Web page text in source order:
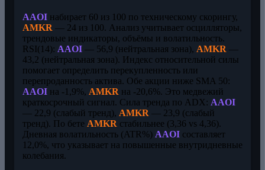
AAOI набирает 60 из 100 по техническому скорингу,
AMKR — 24 из 100. Анализ учитывает осцилляторы,
трендовые индикаторы, объёмы и волатильность.
RSI(14): AAOI — 56,9 (нейтральная зона), AMKR —
43,2 (нейтральная зона). Индекс относительной силы
помогает определить перекупленность или
перепроданность актива. Обе акции ниже SMA 50:
AAOI на -1,9%, AMKR на -20,6%. Это медвежий
краткосрочный сигнал. Сила тренда по ADX: AAOI
— 22,9 (слабый тренд), AMKR — 23,9 (слабый
тренд). По бете AMKR стабильнее (3,36 vs 4,36).
Дневная волатильность (ATR%) AAOI составляет
12,0%, что указывает на повышенные внутридневные
колебания.